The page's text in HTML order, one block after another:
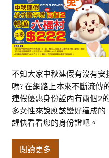
不知大家中秋連假有沒有安
嗎? 在網路上本來不斷流傳
連假優惠身份證內有兩個2
多女性來說應該蠻好達成的
趕快看看您的身份證吧。
閱讀更多